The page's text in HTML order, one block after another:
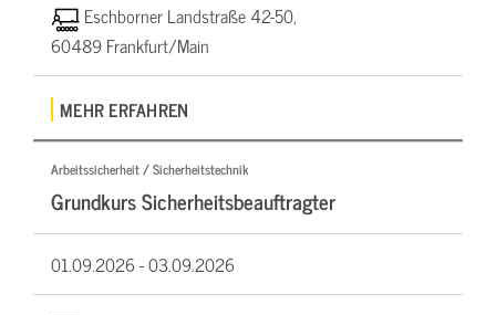
Eschborner Landstraße 42-50,
60489 Frankfurt/Main
MEHR ERFAHREN
Arbeitssicherheit / Sicherheitstechnik
Grundkurs Sicherheitsbeauftragter
01.09.2026 -03.09.2026